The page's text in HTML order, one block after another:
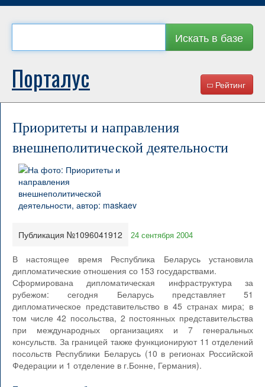
Искать в базе
Рейтинг
Порталус
Приоритеты и направления
внешнеполитической деятельности
Публикация №1096041912 24 сентября 2004
В настоящее время Республика Беларусь установила
дипломатические отношения со 153 государствами.
Сформирована дипломатическая инфраструктура за
рубежом: сегодня Беларусь представляет 51
дипломатическое представительство в 45 странах мира; в
том числе 42 посольства, 2 постоянных представительства
при международных организациях и 7 генеральных
консульств. За границей также функционируют 11 отделений
посольств Республики Беларусь (10 в регионах Российской
Федерации и 1 отделение в г.Бонне, Германия).